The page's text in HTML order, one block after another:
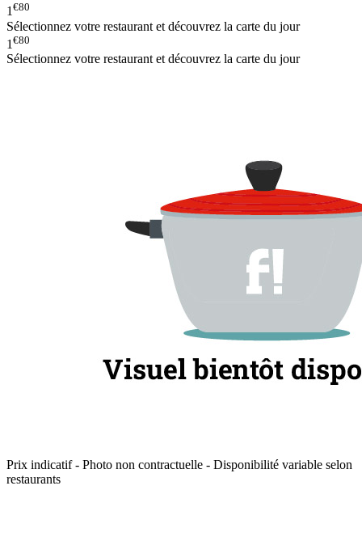
1€80
Sélectionnez votre restaurant et découvrez la carte du jour
1 €80
Sélectionnez votre restaurant et découvrez la carte du jour
Prix indicatif - Photo non contractuelle - Disponibilité variable selon
restaurants